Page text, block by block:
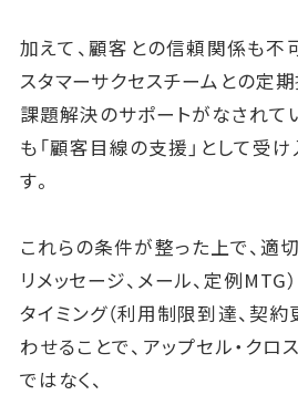
加えて、顧客との信頼関係も不
スタマーサクセスチームとの定
課題解決のサポートがなされて
も「顧客目線の支援」として受
す。
これらの条件が整った上で、適
リメッセージ、メール、定例MTG）
タイミング（利用制限到達、契
わせることで、アップセル・ク
ではなく、